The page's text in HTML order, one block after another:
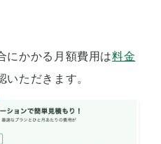
にかかる月額費用は料金
いただきます。